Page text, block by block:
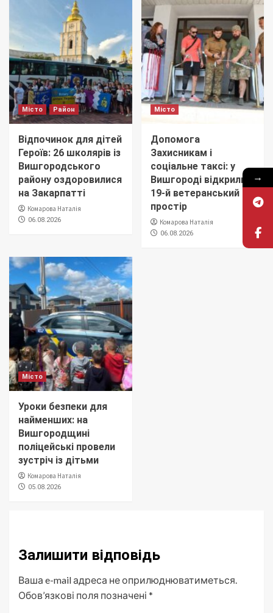
Місто Район
Відпочинок для дітей
Героїв: 26 школярів із
Вишгородського
району оздоровилися
на Закарпатті
Комарова Наталія
06.08.2026
Місто
Допомога
Захисникам і
соціальне таксі: у
Вишгороді відкрили
19-й ветеранський
простір
Комарова Наталія
06.08.2026
Місто
Уроки безпеки для
найменших: на
Вишгородщині
поліцейські провели
зустріч із дітьми
Комарова Наталія
05.08.2026
Залишити відповідь
Ваша e-mail адреса не оприлюднюватиметься.
Обов’язкові поля позначені *
→